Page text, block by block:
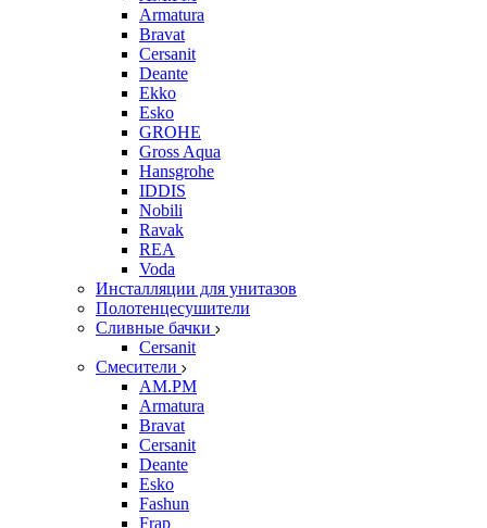
Armatura
Bravat
Cersanit
Deante
Ekko
Esko
GROHE
Gross Aqua
Hansgrohe
IDDIS
Nobili
Ravak
REA
Voda
Инсталляции для унитазов
Полотенцесушители
Сливные бачки
Cersanit
Смесители
AM.PM
Armatura
Bravat
Cersanit
Deante
Esko
Fashun
Frap